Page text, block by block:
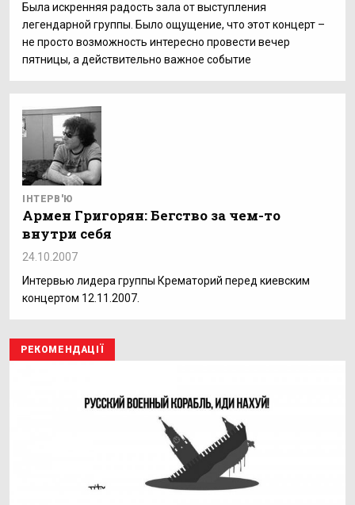
Была искренняя радость зала от выступления
легендарной группы. Было ощущение, что этот концерт –
не просто возможность интересно провести вечер
пятницы, а действительно важное событие
ІНТЕРВ'Ю
Армен Григорян: Бегство за чем-то
внутри себя
24.10.2007
Интервью лидера группы Крематорий перед киевским
концертом 12.11.2007.
РЕКОМЕНДАЦІЇ